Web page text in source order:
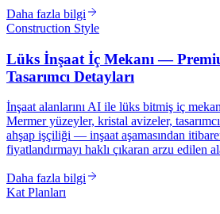
Daha fazla bilgi
Construction Style
Lüks İnşaat İç Mekanı —
Tasarımcı Detayları
İnşaat alanlarını AI ile lüks bitmiş iç
Mermer yüzeyler, kristal avizeler,
ahşap işçiliği — inşaat aşamasından
fiyatlandırmayı haklı çıkaran arzu edilen
Daha fazla bilgi
Kat Planları